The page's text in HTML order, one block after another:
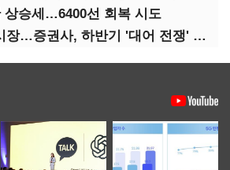
상승세…6400선 회복 시도
얼어붙은 IPO 시장…증권사, 하반기 '대어 전쟁' 기대